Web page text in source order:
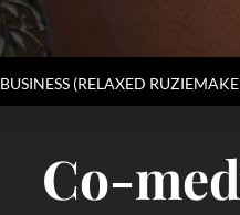
BUSINESS (RELAXED
Co-